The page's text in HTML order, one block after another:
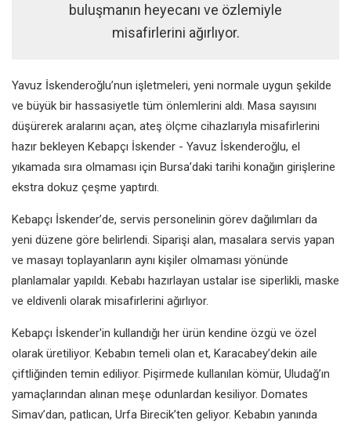
buluşmanın heyecanı ve özlemiyle
misafirlerini ağırlıyor.
Yavuz İskenderoğlu’nun işletmeleri, yeni normale uygun şekilde
ve büyük bir hassasiyetle tüm önlemlerini aldı. Masa sayısını
düşürerek aralarını açan, ateş ölçme cihazlarıyla misafirlerini
hazır bekleyen Kebapçı İskender - Yavuz İskenderoğlu, el
yıkamada sıra olmaması için Bursa’daki tarihi konağın girişlerine
ekstra dokuz çeşme yaptırdı.
Kebapçı İskender’de, servis personelinin görev dağılımları da
yeni düzene göre belirlendi. Siparişi alan, masalara servis yapan
ve masayı toplayanların aynı kişiler olmaması yönünde
planlamalar yapıldı. Kebabı hazırlayan ustalar ise siperlikli, maske
ve eldivenli olarak misafirlerini ağırlıyor.
Kebapçı İskender'in kullandığı her ürün kendine özgü ve özel
olarak üretiliyor. Kebabın temeli olan et, Karacabey’dekin aile
çiftliğinden temin ediliyor. Pişirmede kullanılan kömür, Uludağ’ın
yamaçlarından alınan meşe odunlardan kesiliyor. Domates
Simav’dan, patlıcan, Urfa Birecik’ten geliyor. Kebabın yanında